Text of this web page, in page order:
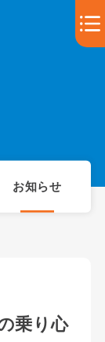
お知らせ
乗り心